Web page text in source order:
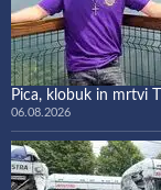
Pica, klobuk in mrtvi
06.08.2026